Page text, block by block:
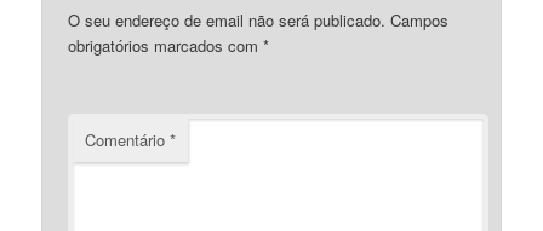
O seu endereço de email não será publicado. Campos
obrigatórios marcados com*
Comentário*